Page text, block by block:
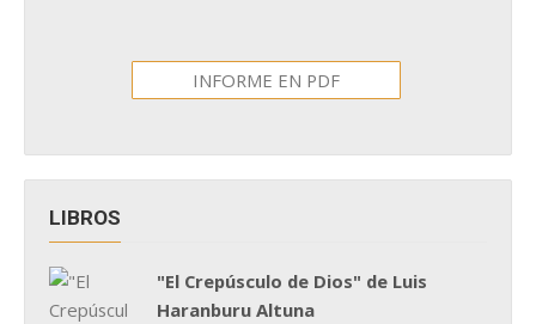
INFORME EN PDF
LIBROS
"El Crepúsculo de Dios" de Luis
Haranburu Altuna